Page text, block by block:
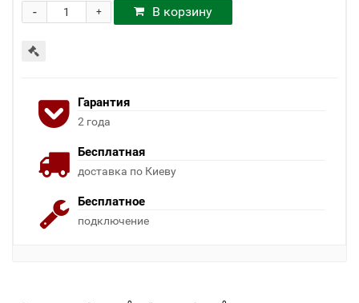
+
- В корзину
Гарантия
2 года
Бесплатная
доставка по Киеву
Бесплатное
подключение